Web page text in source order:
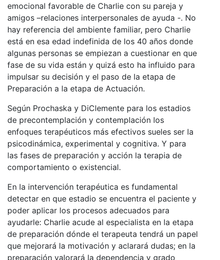
emocional favorable de Charlie con su pareja y
amigos –relaciones interpersonales de ayuda -. No
hay referencia del ambiente familiar, pero Charlie
está en esa edad indefinida de los 40 años donde
algunas personas se empiezan a cuestionar en que
fase de su vida están y quizá esto ha influido para
impulsar su decisión y el paso de la etapa de
Preparación a la etapa de Actuación.
Según Prochaska y DiClemente para los estadios
de precontemplación y contemplación los
enfoques terapéuticos más efectivos sueles ser la
psicodinámica, experimental y cognitiva. Y para
las fases de preparación y acción la terapia de
comportamiento o existencial.
En la intervención terapéutica es fundamental
detectar en que estadio se encuentra el paciente y
poder aplicar los procesos adecuados para
ayudarle: Charlie acude al especialista en la etapa
de preparación dónde el terapeuta tendrá un papel
que mejorará la motivación y aclarará dudas; en la
preparación valorará la dependencia y grado